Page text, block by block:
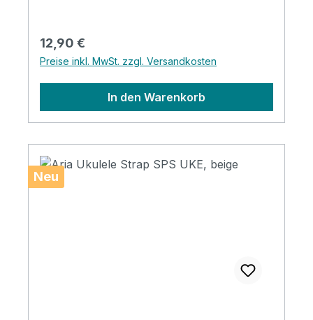
Regulärer Preis:
12,90 €
Preise inkl. MwSt. zzgl. Versandkosten
In den Warenkorb
Neu